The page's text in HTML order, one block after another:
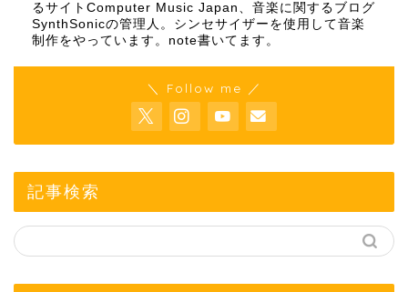
るサイトComputer Music Japan、音楽に関するブログ
SynthSonicの管理人。シンセサイザーを使用して音楽
制作をやっています。 note書いてます。
＼ Follow me ／
記事検索